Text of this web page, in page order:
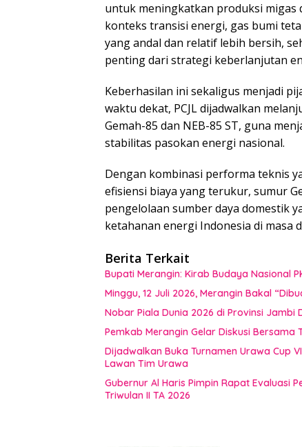
untuk meningkatkan produksi migas
konteks transisi energi, gas bumi
yang andal dan relatif lebih bersih,
penting dari strategi keberlanjutan
Keberhasilan ini sekaligus menjadi
waktu dekat, PCJL dijadwalkan
Gemah-85 dan NEB-85 ST, guna
stabilitas pasokan energi nasional.
Dengan kombinasi performa teknis
efisiensi biaya yang terukur, sumur
pengelolaan sumber daya domestik
ketahanan energi Indonesia di masa
Berita Terkait
Bupati Merangin: Kirab Budaya Nasional
Minggu, 12 Juli 2026, Merangin Bakal
Nobar Piala Dunia 2026 di Provinsi Jambi
Pemkab Merangin Gelar Diskusi
Dijadwalkan Buka Turnamen Urawa Cup
Lawan Tim Urawa
Gubernur Al Haris Pimpin Rapat Evaluasi
Triwulan II TA 2026